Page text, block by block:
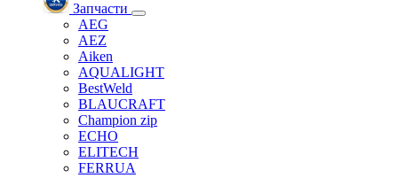
Запчасти
AEG
AEZ
Aiken
AQUALIGHT
BestWeld
BLAUCRAFT
Champion zip
ECHO
ELITECH
FERRUA